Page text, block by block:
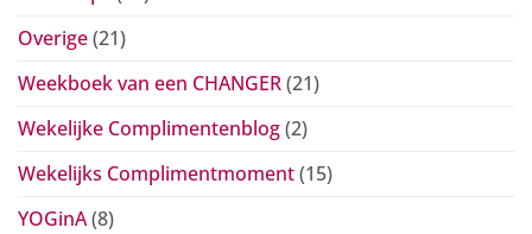
Overige(21)
Weekboek van een CHANGER(21)
Wekelijke Complimentenblog(2)
Wekelijks Complimentmoment(15)
YOGinA(8)